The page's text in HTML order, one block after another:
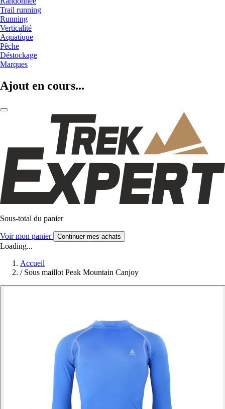
Trail running
Running
Verticalité
Aquatique
Pêche
Déstockage
Marques
Ajout en cours...
Sous-total du panier
Voir mon panier Continuer mes achats
Loading...
Accueil
/ Sous maillot Peak Mountain Canjoy